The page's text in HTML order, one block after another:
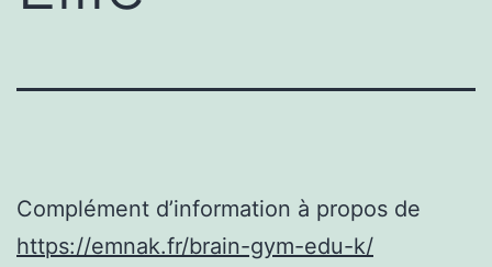
Complément d’information à propos de
https://emnak.fr/brain-gym-edu-k/